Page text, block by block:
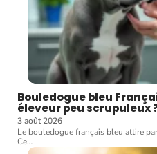
Bouledogue bleu
éleveur peu scrupuleux
3 août 2026
Le bouledogue français bleu attire
Ce…